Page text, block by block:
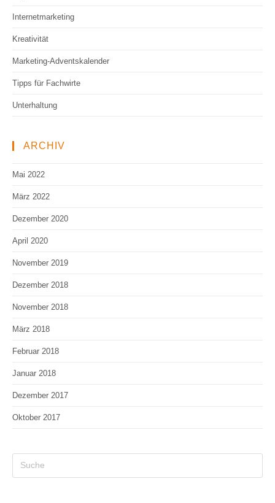
Internetmarketing
Kreativität
Marketing-Adventskalender
Tipps für Fachwirte
Unterhaltung
ARCHIV
Mai 2022
März 2022
Dezember 2020
April 2020
November 2019
Dezember 2018
November 2018
März 2018
Februar 2018
Januar 2018
Dezember 2017
Oktober 2017
Search
this